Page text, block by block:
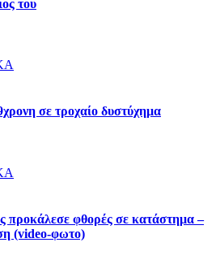
του
σε τροχαίο δυστύχημα
προκάλεσε φθορές σε κατάστημα –
(video-φωτο)